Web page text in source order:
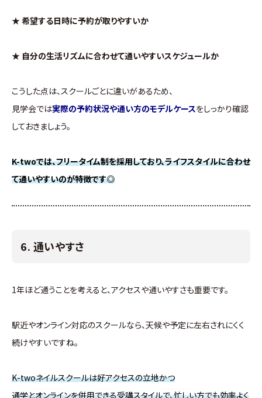
★ 希望する日時に予約が取りやすいか
★ 自分の生活リズムに合わせて通いやすいスケジュールか
こうした点は、スクールごとに違いがあるため、
見学会では実際の予約状況や通い方のモデルケースをしっかり確認
しておきましょう。
K-twoでは、フリータイム制を採用しており、ライフスタイルに合わせ
て通いやすいのが特徴です◎
6. 通いやすさ
1年ほど通うことを考えると、アクセスや通いやすさも重要です。
駅近やオンライン対応のスクールなら、天候や予定に左右されにくく
続けやすいですね。
K-twoネイルスクールは好アクセスの立地かつ
通学とオンラインを併用できる受講スタイルで、忙しい方でも効率よく